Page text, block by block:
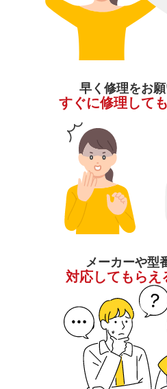
早く修理をお
すぐに修理して
メーカーや型
対応してもらえ